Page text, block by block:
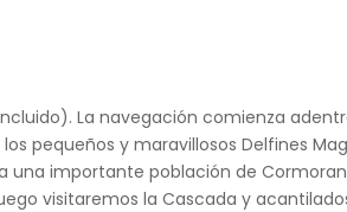
La navegación comienza
pequeños y maravillosos Delfines
una importante población de
visitaremos la Cascada y